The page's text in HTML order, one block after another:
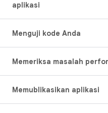
aplikasi
Menguji kode Anda
Memeriksa masalah
Memublikasikan aplikasi